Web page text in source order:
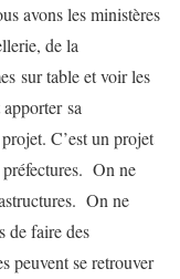
avons les ministères
de la
sur table et voir les
sa
C’est un projet
On ne
On ne
de faire des
peuvent se retrouver